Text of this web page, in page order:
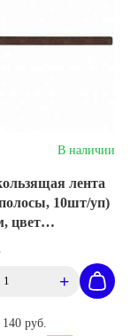
В наличии
лента
10шт/уп)
цвет
M1OV100252
+
руб.